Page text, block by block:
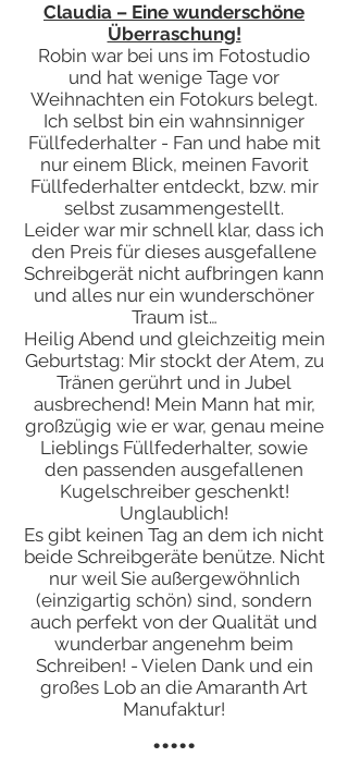
Claudia – Eine wunderschöne
Überraschung!
Robin war bei uns im Fotostudio
und hat wenige Tage vor
Weihnachten ein Fotokurs belegt.
Ich selbst bin ein wahnsinniger
Füllfederhalter - Fan und habe mit
nur einem Blick, meinen Favorit
Füllfederhalter entdeckt, bzw. mir
selbst zusammengestellt.
Leider war mir schnell klar, dass ich
den Preis für dieses ausgefallene
Schreibgerät nicht aufbringen kann
und alles nur ein wunderschöner
Traum ist…
Heilig Abend und gleichzeitig mein
Geburtstag: Mir stockt der Atem, zu
Tränen gerührt und in Jubel
ausbrechend! Mein Mann hat mir,
großzügig wie er war, genau meine
Lieblings Füllfederhalter, sowie
den passenden ausgefallenen
Kugelschreiber geschenkt!
Unglaublich!
Es gibt keinen Tag an dem ich nicht
beide Schreibgeräte benütze. Nicht
nur weil Sie außergewöhnlich
(einzigartig schön) sind, sondern
auch perfekt von der Qualität und
wunderbar angenehm beim
Schreiben! - Vielen Dank und ein
großes Lob an die Amaranth Art
Manufaktur!
.....